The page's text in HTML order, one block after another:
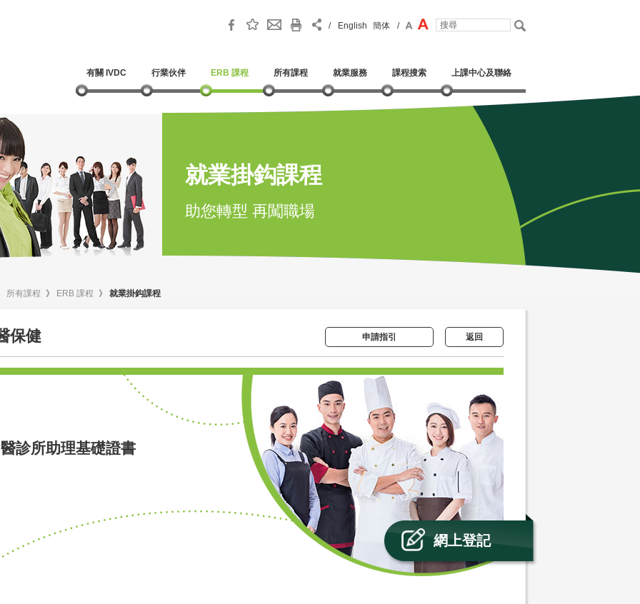
/ English 簡体 /
有關 IVDC 行業伙伴 ERB 課程 所有課程 就業服務 課程搜索 上課中心及聯絡
就業掛鈎課程
助您轉型 再闖職場
所有課程 》 ERB 課程 》 就業掛鈎課程
保健 申請指引 返回
診所助理基礎證書
網上登記